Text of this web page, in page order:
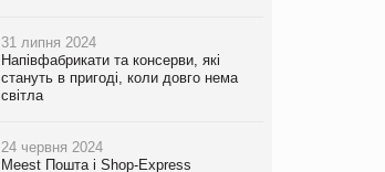
31 липня 2024
Напівфабрикати та консерви, які
стануть в пригоді, коли довго нема
світла
24 червня 2024
Meest Пошта і Shop-Express